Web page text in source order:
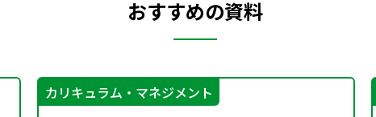
おすすめの資料
カリキュラム・マネジメント